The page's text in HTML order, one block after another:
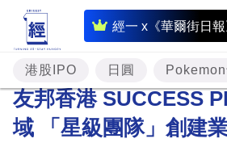
經一 x《華爾街日報
即
時
財
經
專
題
港股IPO 日圓
友邦香港 SUCCESS
域 「星級團隊」創建